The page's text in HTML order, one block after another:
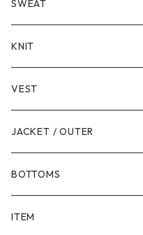
LONG SLEEVE
SHORT SLEEVE
LONG SLEEVE
SWEAT
KNIT
VEST
JACKET / OUTER
BOTTOMS
SHORTS
ITEM